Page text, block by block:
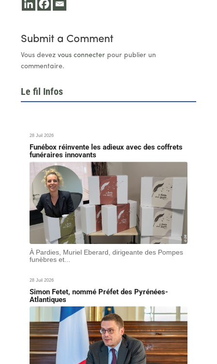
Submit a Comment
Vous devez vous connecterpour publier un
commentaire.
Le fil Infos
28 Juil 2026
Funébox réinvente les adieux avec des coffrets
funéraires innovants
À Pardies, Muriel Eberard, dirigeante des Pompes
funèbres et...
28 Juil 2026
Simon Fetet, nommé Préfet des Pyrénées-
Atlantiques